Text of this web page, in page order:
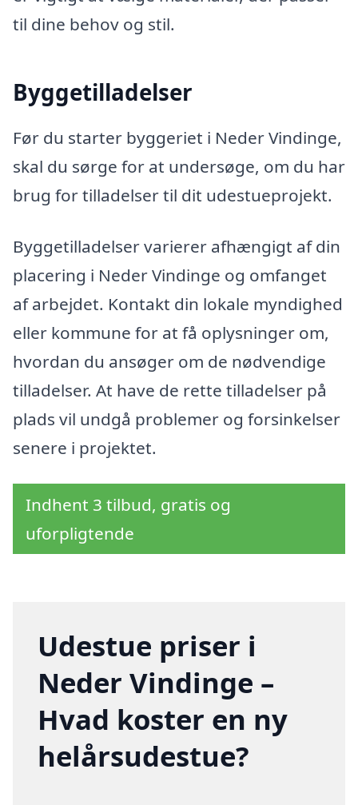
til dine behov og stil.
Byggetilladelser
Før du starter byggeriet i Neder Vindinge,
skal du sørge for at undersøge, om du har
brug for tilladelser til dit udestueprojekt.
Byggetilladelser varierer afhængigt af din
placering i Neder Vindinge og omfanget
af arbejdet. Kontakt din lokale myndighed
eller kommune for at få oplysninger om,
hvordan du ansøger om de nødvendige
tilladelser. At have de rette tilladelser på
plads vil undgå problemer og forsinkelser
senere i projektet.
Indhent 3 tilbud, gratis og
uforpligtende
Udestue priser i
Neder Vindinge –
Hvad koster en ny
helårsudestue?